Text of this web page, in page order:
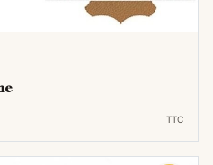
est l'outil qui
Sa conception
à celle d'un stylo
Cela en fait un choix
TTC